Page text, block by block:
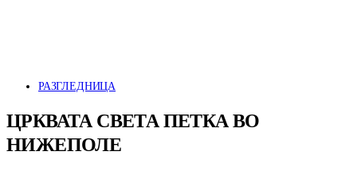
РАЗГЛЕДНИЦА
ЦРКВАТА СВЕТА ПЕТКА ВО
НИЖЕПОЛЕ